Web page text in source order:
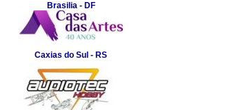
Brasilia - DF
Caxias do Sul - RS